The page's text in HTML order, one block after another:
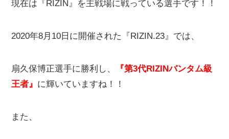
現在は『RIZIN』を主戦場に戦っている選手です！！
2020年8月10日に開催された『RIZIN.23』では、
扇久保博正選手に勝利し、
『第3代RIZINバンタム級
王者』 に輝いていますね！！
また、